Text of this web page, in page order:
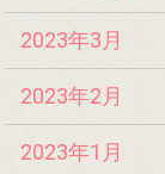
2023年3月
2023年2月
2023年1月